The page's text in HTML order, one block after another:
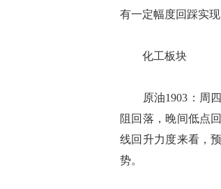
有一定幅度回踩实
化工板块
原油1903：周四
阻回落，晚间低点
线回升力度来看，
势。